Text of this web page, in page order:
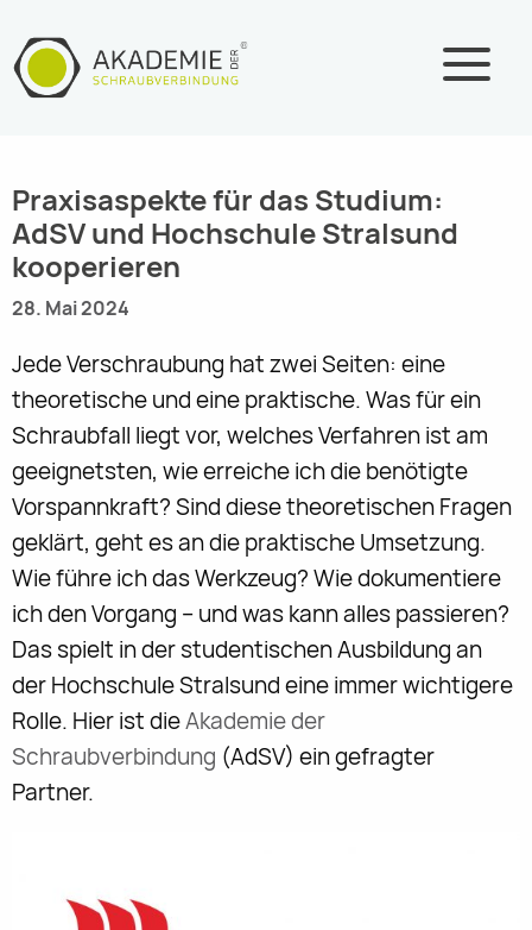
Inhalt
springen
Praxisaspekte für das Studium:
AdSV und Hochschule Stralsund
kooperieren
28. Mai 2024
Jede Verschraubung hat zwei Seiten: eine
theoretische und eine praktische. Was für ein
Schraubfall liegt vor, welches Verfahren ist am
geeignetsten, wie erreiche ich die benötigte
Vorspannkraft? Sind diese theoretischen Fragen
geklärt, geht es an die praktische Umsetzung.
Wie führe ich das Werkzeug? Wie dokumentiere
ich den Vorgang – und was kann alles passieren?
Das spielt in der studentischen Ausbildung an
der Hochschule Stralsund eine immer wichtigere
Rolle. Hier ist dieAkademie der
Schraubverbindung (AdSV) ein gefragter
Partner.